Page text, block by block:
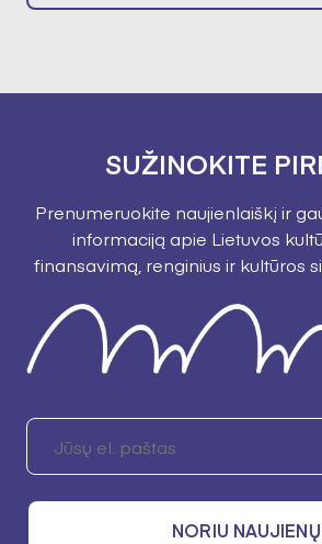
SUŽINOKITE
Prenumeruokite naujienlaiškį ir
informaciją apie Lietuvos
finansavimą, renginius ir kultūros
NORIU NAUJIENŲ